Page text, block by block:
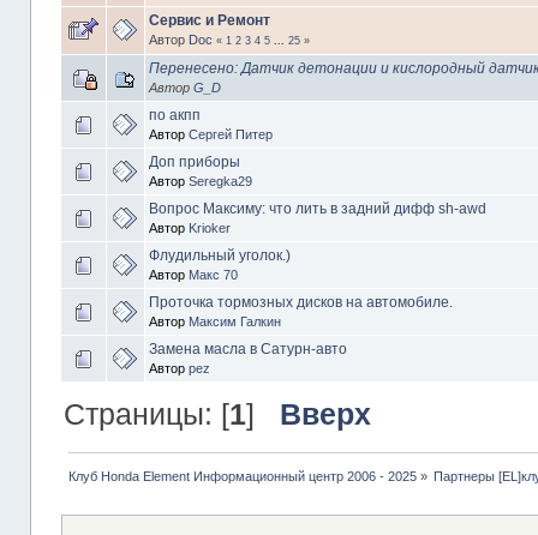
Сервис и Ремонт
Автор Doc « 1 2 3 4 5 25»
Перенесено: Датчик детонации и кислородный
Автор G_D
по акпп
Автор Сергей Питер
Доп приборы
Автор Seregka29
Вопрос Максиму: что лить в задний дифф sh-awd
Автор Krioker
Флудильный уголок.)
Автор Макс 70
Проточка тормозных дисков на автомобиле.
Автор Максим Галкин
Замена масла в Сатурн-авто
Автор pez
Страницы: [1] Вверх
Клуб Honda Element Информационный центр 2006 - 2025» Партнеры